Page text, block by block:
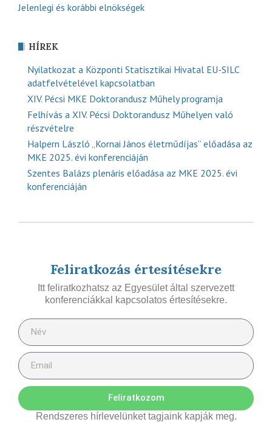
Jelenlegi és korábbi elnökségek
HÍREK
Nyilatkozat a Központi Statisztikai Hivatal EU-SILC
adatfelvételével kapcsolatban
XIV. Pécsi MKE Doktorandusz Műhely programja
Felhívás a XIV. Pécsi Doktorandusz Műhelyen való
részvételre
Halpern László „Kornai János életműdíjas” előadása az
MKE 2025. évi konferenciáján
Szentes Balázs plenáris előadása az MKE 2025. évi
konferenciáján
Feliratkozás értesítésekre
Itt feliratkozhatsz az Egyesület által szervezett
konferenciákkal kapcsolatos értesítésekre.
Feliratkozom
Rendszeres hírlevelünket tagjaink kapják meg.